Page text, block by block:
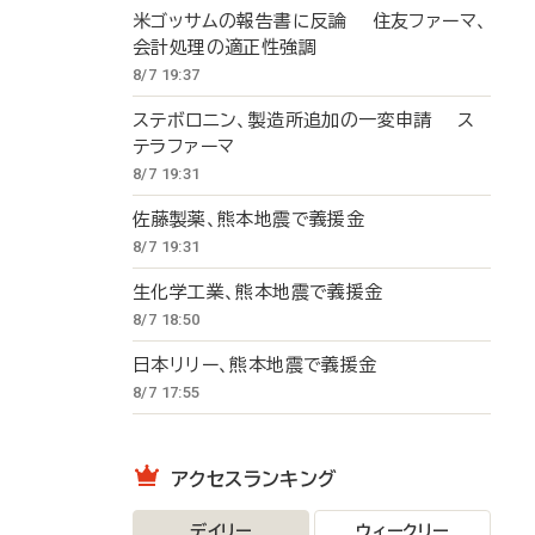
米ゴッサムの報告書に反論 住友ファーマ、
会計処理の適正性強調
8/7 19:37
ステボロニン、製造所追加の一変申請 ス
テラファーマ
8/7 19:31
佐藤製薬、熊本地震で義援金
8/7 19:31
生化学工業、熊本地震で義援金
8/7 18:50
日本リリー、熊本地震で義援金
8/7 17:55
アクセスランキング
デイリー ウィークリー